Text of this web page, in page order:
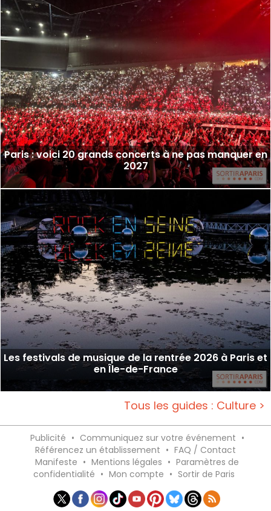
Paris : voici 20 grands concerts à ne pas manquer en
2027
Les festivals de musique de la rentrée 2026 à Paris et
en Île-de-France
Tous les guides : Culture >
Publicité • Communiquez sur votre événement •
Référencez un établissement • FAQ / Contact
Manifeste • Mentions légales • Paramètres de
confidentialité • Mon compte • Sortir de Paris